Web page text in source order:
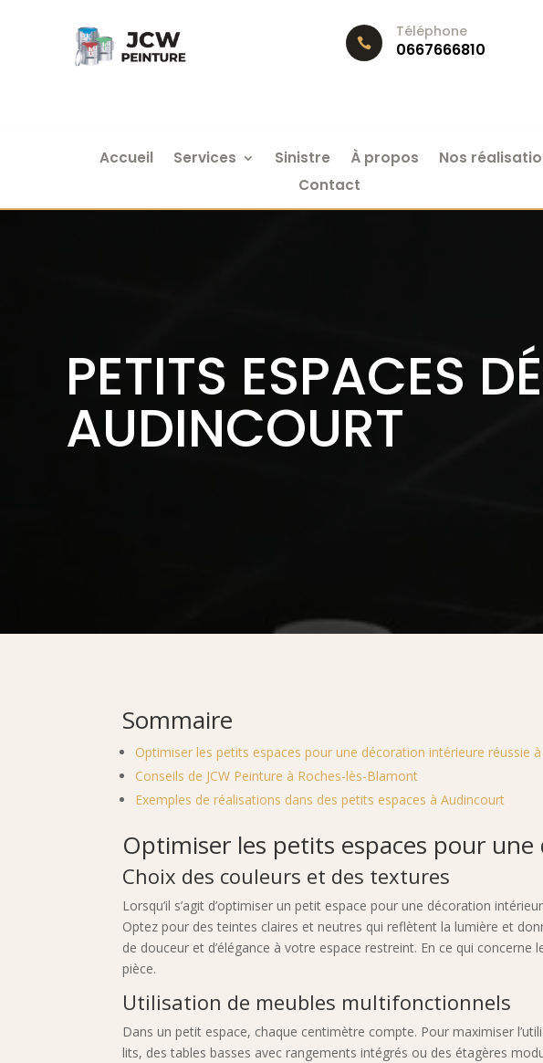

Téléphone
0667666810
Accueil Services Sinistre À propos
Nos
Contact
PETITS ESPACES
AUDINCOURT
Sommaire
Optimiser les petits espaces pour une décoration intérieure réussie
Conseils de JCW Peinture à Roches-lès-Blamont
Exemples de réalisations dans des petits espaces à Audincourt
Optimiser les petits espaces pour
Choix des couleurs et des textures
Lorsqu’il s’agit d’optimiser un petit espace pour une décoration
Optez pour des teintes claires et neutres qui reflètent la lumière et
de douceur et d’élégance à votre espace restreint. En ce qui
pièce.
Utilisation de meubles multifonctionnels
Dans un petit espace, chaque centimètre compte. Pour maximiser
lits, des tables basses avec rangements intégrés ou des étagères